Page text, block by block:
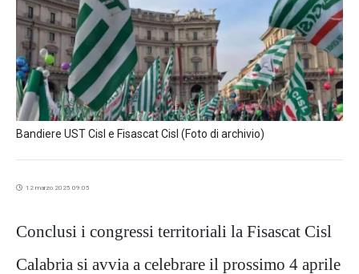
Bandiere UST Cisl e Fisascat Cisl (Foto di archivio)
12 marzo 2025 09:05
Conclusi i congressi territoriali la Fisascat Cisl
Calabria si avvia a celebrare il prossimo 4 aprile